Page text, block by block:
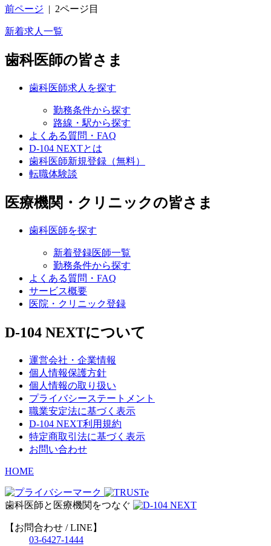
前ページ 2ページ目
新着求人一覧
歯科医師の皆さま
歯科医師求人を探す
勤務条件から探す
路線・駅から探す
よくある質問・FAQ
D-104 NEXTとは
歯科医師新規登録（無料）
転職体験談
医療機関・クリニックの皆さま
歯科医師を探す
新着登録医師一覧
勤務条件から探す
よくある質問・FAQ
サービス概要
医院・クリニック登録
D-104 NEXTについて
運営会社・企業情報
個人情報保護方針
個人情報の取り扱い
プライバシーステートメント
職業安定法に基づく表示
D-104 NEXT利用規約
特定商取引法に基づく表示
お問い合わせ
HOME
歯科医師と医療機関をつなぐ
【お問合わせ / LINE】
03-6427-1444